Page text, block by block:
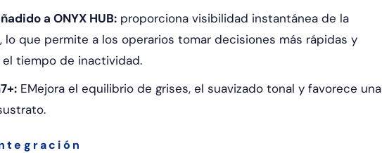
a ONYX HUB: proporciona visibilidad instantánea de la
lo que permite a los operarios tomar decisiones más rápidas y
tiempo de inactividad.
EMejora el equilibrio de grises, el suavizado tonal y favorece una